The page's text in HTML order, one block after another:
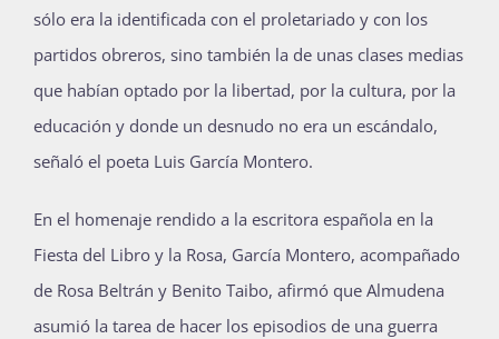
Súmate
Publicaciones
Bienvenida generación 2027-1
sólo era la identificada con el proletariado y con los
partidos obreros, sino también la de unas clases medias
que habían optado por la libertad, por la cultura, por la
educación y donde un desnudo no era un escándalo,
señaló el poeta Luis García Montero.
En el homenaje rendido a la escritora española en la
Fiesta del Libro y la Rosa, García Montero, acompañado
de Rosa Beltrán y Benito Taibo, afirmó que Almudena
asumió la tarea de hacer los episodios de una guerra